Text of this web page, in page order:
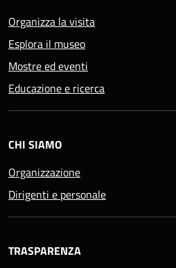
Organizza la visita
Esplora il museo
Mostre ed eventi
Educazione e ricerca
CHI SIAMO
Organizzazione
Dirigenti e personale
TRASPARENZA